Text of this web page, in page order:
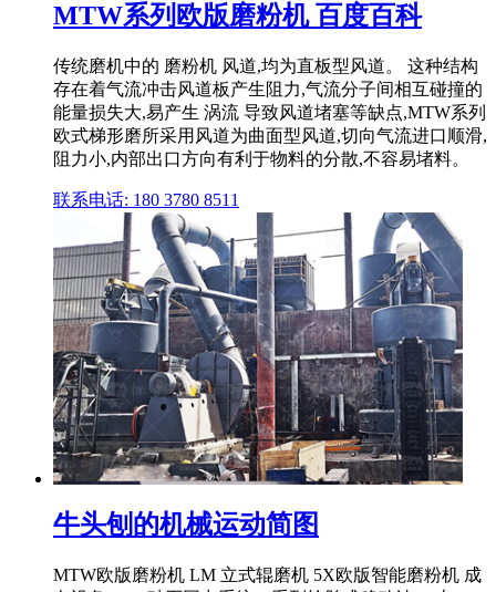
MTW系列欧版磨粉机 百度百科
传统磨机中的 磨粉机 风道,均为直板型风道。 这种结构
存在着气流冲击风道板产生阻力,气流分子间相互碰撞的
能量损失大,易产生 涡流 导致风道堵塞等缺点,MTW系列
欧式梯形磨所采用风道为曲面型风道,切向气流进口顺滑,
阻力小,内部出口方向有利于物料的分散,不容易堵料。
联系电话: 180 3780 8511
牛头刨的机械运动简图
MTW欧版磨粉机 LM 立式辊磨机 5X欧版智能磨粉机 成